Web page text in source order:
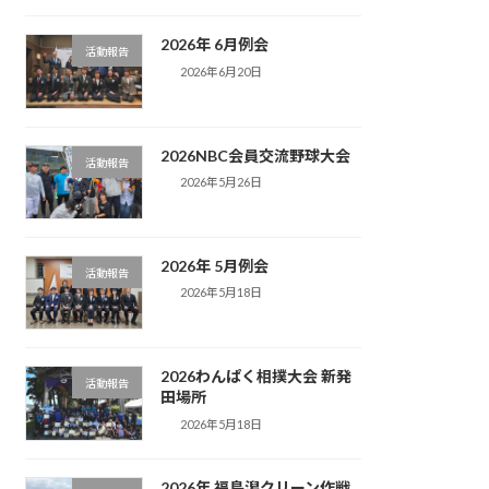
活動報告 2026年 6月例会
2026年6月20日
活動報告 2026NBC会員交流野球大会
2026年5月26日
活動報告 2026年 5月例会
2026年5月18日
活動報告
2026わんぱく相撲大会 新発
田場所
2026年5月18日